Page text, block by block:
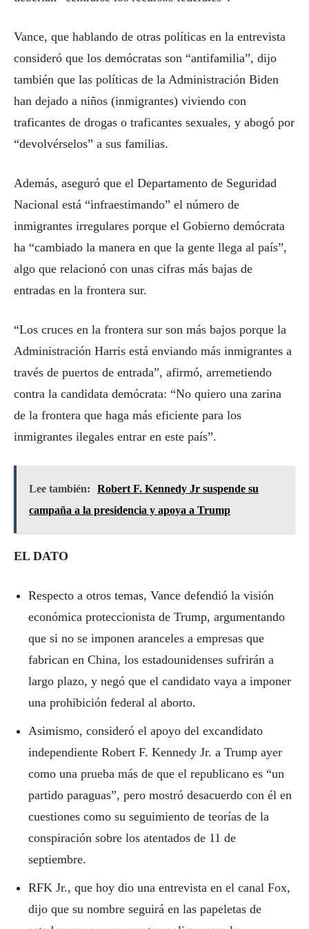
Vance, que hablando de otras políticas en la entrevista
consideró que los demócratas son “antifamilia”, dijo
también que las políticas de la Administración Biden
han dejado a niños (inmigrantes) viviendo con
traficantes de drogas o traficantes sexuales, y abogó por
“devolvérselos” a sus familias.
Además, aseguró que el Departamento de Seguridad
Nacional está “infraestimando” el número de
inmigrantes irregulares porque el Gobierno demócrata
ha “cambiado la manera en que la gente llega al país”,
algo que relacionó con unas cifras más bajas de
entradas en la frontera sur.
“Los cruces en la frontera sur son más bajos porque la
Administración Harris está enviando más inmigrantes a
través de puertos de entrada”, afirmó, arremetiendo
contra la candidata demócrata: “No quiero una zarina
de la frontera que haga más eficiente para los
inmigrantes ilegales entrar en este país”.
Lee también:
Robert F. Kennedy Jr suspende su
campaña a la presidencia y apoya a Trump
EL DATO
Respecto a otros temas, Vance defendió la visión
económica proteccionista de Trump, argumentando
que si no se imponen aranceles a empresas que
fabrican en China, los estadounidenses sufrirán a
largo plazo, y negó que el candidato vaya a imponer
una prohibición federal al aborto.
Asimismo, consideró el apoyo del excandidato
independiente Robert F. Kennedy Jr. a Trump ayer
como una prueba más de que el republicano es “un
partido paraguas”, pero mostró desacuerdo con él en
cuestiones como su seguimiento de teorías de la
conspiración sobre los atentados de 11 de
septiembre.
RFK Jr., que hoy dio una entrevista en el canal Fox,
dijo que su nombre seguirá en las papeletas de